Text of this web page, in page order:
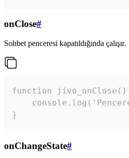
onClose#
Sohbet penceresi kapatıldığında çalışır.
function
}
onChangeState#